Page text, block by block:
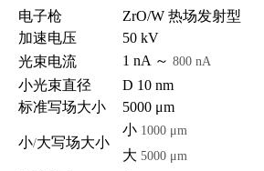
电子枪 ZrO/W热场发射型
加速电压
50 kV
光束电流
1 nA ～ 800 nA
小光束直径
D 10 nm
标准写场大小
5000 μm
小/大写场大小
小 1000 μm
大 5000 μm